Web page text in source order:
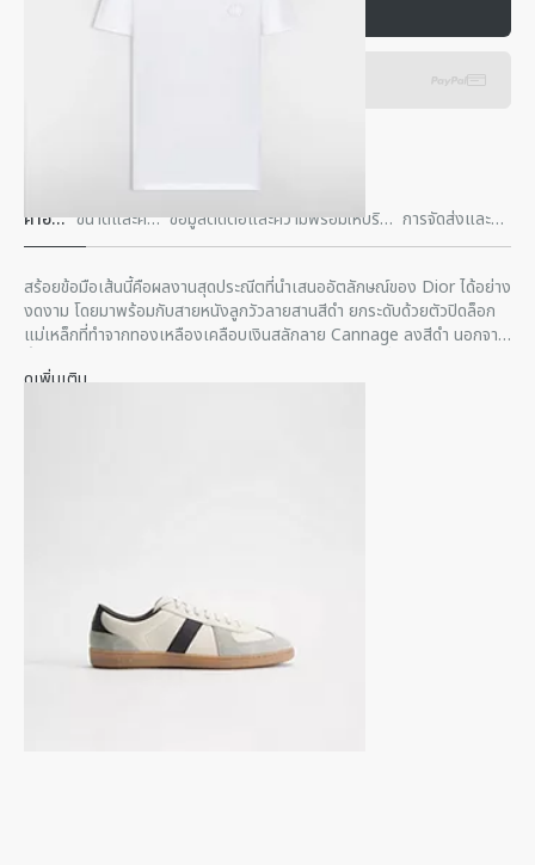
คําอธิบ
าย
ขนาดและควา
มพอดี
ข้อมูลติดต่อและความพร้อมให้บริกา
รภายในร้านค้า
การจัดส่งและกา
รส่งคืน
สร้อยข้อมือเส้นนี้คือผลงานสุดประณีตที่นำเสนออัตลักษณ์ของ Dior ได้อย่าง
งดงาม โดยมาพร้อมกับสายหนังลูกวัวลายสานสีดำ ยกระดับด้วยตัวปิดล็อก
แม่เหล็กที่ทำจากทองเหลืองเคลือบเงินสลักลาย Cannage ลงสีดำ นอกจาก
ได้อย่างลงตัว
ดูเพิ่มเติม